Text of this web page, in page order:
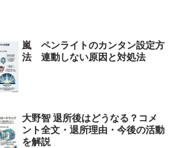
嵐 ペンライトのカンタン設定方
法 連動しない原因と対処法
大野智 退所後はどうなる？コメ
ント全文・退所理由・今後の活動
を解説